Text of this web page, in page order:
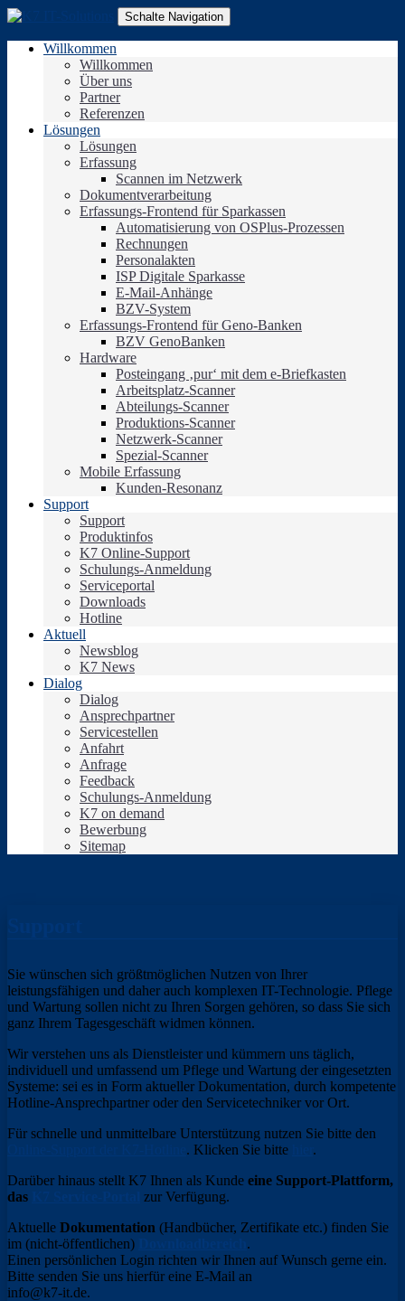
Schalte Navigation
Willkommen
Willkommen
Über uns
Partner
Referenzen
Lösungen
Lösungen
Erfassung
Scannen im Netzwerk
Dokumentverarbeitung
Erfassungs-Frontend für Sparkassen
Automatisierung von OSPlus-Prozessen
Rechnungen
Personalakten
ISP Digitale Sparkasse
E-Mail-Anhänge
BZV-System
Erfassungs-Frontend für Geno-Banken
BZV GenoBanken
Hardware
Posteingang ‚pur‘ mit dem e-Briefkasten
Arbeitsplatz-Scanner
Abteilungs-Scanner
Produktions-Scanner
Netzwerk-Scanner
Spezial-Scanner
Mobile Erfassung
Kunden-Resonanz
Support
Support
Produktinfos
K7 Online-Support
Schulungs-Anmeldung
Serviceportal
Downloads
Hotline
Aktuell
Newsblog
K7 News
Dialog
Dialog
Ansprechpartner
Servicestellen
Anfahrt
Anfrage
Feedback
Schulungs-Anmeldung
K7 on demand
Bewerbung
Sitemap
Sie wünschen sich größtmöglichen Nutzen von Ihrer
leistungsfähigen und daher auch komplexen IT-Technologie. Pflege
und Wartung sollen nicht zu Ihren Sorgen gehören, so dass Sie sich
ganz Ihrem Tagesgeschäft widmen können.
Wir verstehen uns als Dienstleister und kümmern uns täglich,
individuell und umfassend um Pflege und Wartung der eingesetzten
Systeme: sei es in Form aktueller Dokumentation, durch kompetente
Hotline-Ansprechpartner oder den Servicetechniker vor Ort.
Für schnelle und unmittelbare Unterstützung nutzen Sie bitte den
. Klicken Sie bitte
.
Darüber hinaus stellt K7 Ihnen als Kunde eine Support-Plattform,
das
zur Verfügung.
Aktuelle Dokumentation (Handbücher, Zertifikate etc.) finden Sie
im (nicht-öffentlichen)
.
Einen persönlichen Login richten wir Ihnen auf Wunsch gerne ein.
Bitte senden Sie uns hierfür eine E-Mail an
info@k7-it.de.